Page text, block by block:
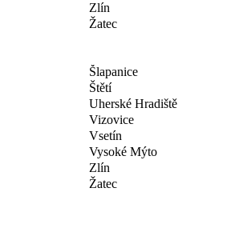
Zlín
Žatec
Šlapanice
Štětí
Uherské Hradiště
Vizovice
Vsetín
Vysoké Mýto
Zlín
Žatec